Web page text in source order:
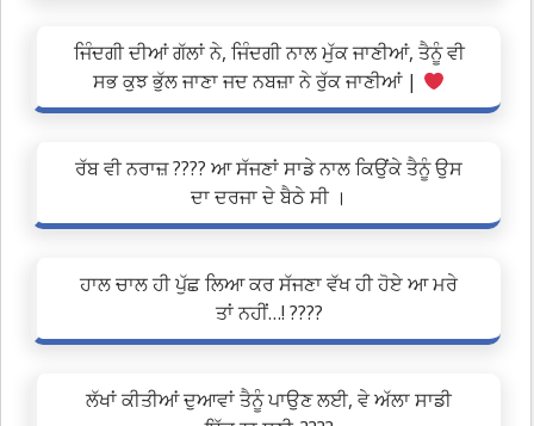
ਜਿੰਦਗੀ ਦੀਆਂ ਗੱਲਾਂ ਨੇ, ਜਿੰਦਗੀ ਨਾਲ ਮੁੱਕ ਜਾਣੀਆਂ, ਤੈਨੂੰ ਵੀ
ਸਭ ਕੁਝ ਭੁੱਲ ਜਾਣਾ ਜਦ ਨਬਜ਼ਾ ਨੇ ਰੁੱਕ ਜਾਣੀਆਂ |
ਰੱਬ ਵੀ ਨਰਾਜ਼ ???? ਆ ਸੱਜਣਾਂ ਸਾਡੇ ਨਾਲ ਕਿਉਂਕੇ ਤੈਨੂੰ ਉਸ
ਦਾ ਦਰਜਾ ਦੇ ਬੈਠੇ ਸੀ ।
ਹਾਲ ਚਾਲ ਹੀ ਪੁੱਛ ਲਿਆ ਕਰ ਸੱਜਣਾ ਵੱਖ ਹੀ ਹੋਏ ਆ ਮਰੇ
ਤਾਂ ਨਹੀਂ…! ????
ਲੱਖਾਂ ਕੀਤੀਆਂ ਦੁਆਵਾਂ ਤੈਨੂੰ ਪਾਉਣ ਲਈ, ਵੇ ਅੱਲਾ ਸਾਡੀ